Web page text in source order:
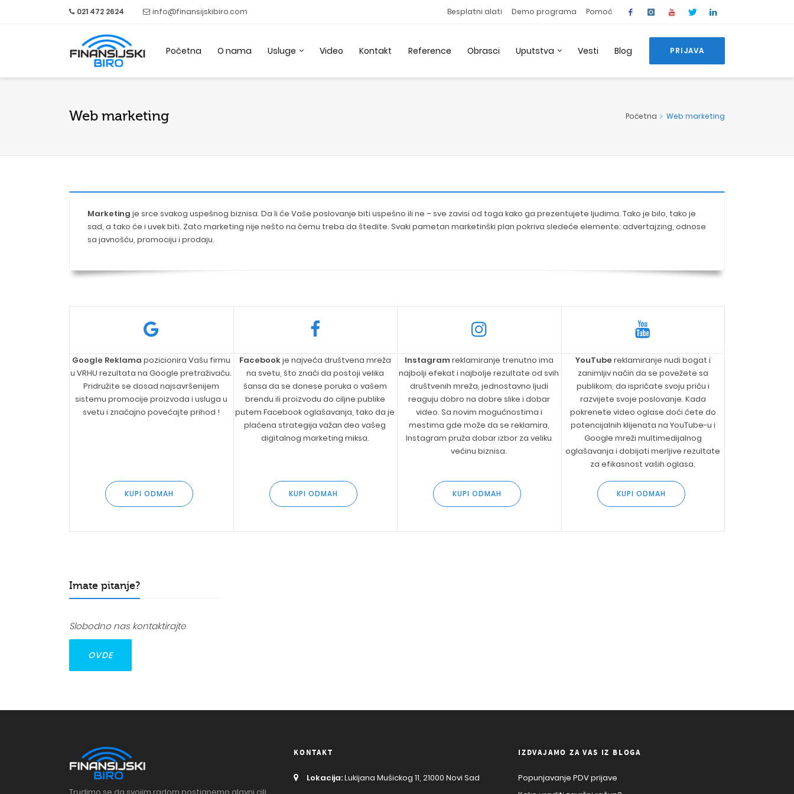
021 472 2624 info@finansijskibiro.com Besplatni alati Demo programa Pomoć
Početna O nama Usluge Video Kontakt Reference Obrasci Uputstva Vesti Blog PRIJAVA
Web marketing Početna Web marketing
Marketing je srce svakog uspešnog biznisa. Da li će Vaše poslovanje biti uspešno ili ne – sve zavisi od toga kako ga prezentujete ljudima. Tako je bilo, tako je
sad, a tako će i uvek biti. Zato marketing nije nešto na čemu treba da štedite. Svaki pametan marketinški plan pokriva sledeće elemente: advertajzing, odnose
sa javnošću, promociju i prodaju.
Google Reklama pozicionira Vašu firmu
u VRHU rezultata na Google pretraživaču.
Pridružite se dosad najsavršenijem
sistemu promocije proizvoda i usluga u
svetu i značajno povećajte prihod !
KUPI ODMAH
Facebook je najveća društvena mreža
na svetu, što znači da postoji velika
šansa da se donese poruka o vašem
brendu ili proizvodu do ciljne publike
putem Facebook oglašavanja, tako da je
plaćena strategija važan deo vašeg
digitalnog marketing miksa.
KUPI ODMAH
Instagramreklamiranje trenutno ima
najbolji efekat i najbolje rezultate od svih
društvenih mreža, jednostavno ljudi
reaguju dobro na dobre slike i dobar
video. Sa novim mogućnostima i
mestima gde može da se reklamira,
Instagram pruža dobar izbor za veliku
većinu biznisa.
KUPI ODMAH
YouTube reklamiranje nudi bogat i
zanimljiv način da se povežete sa
publikom, da ispričate svoju priču i
razvijete svoje poslovanje. Kada
pokrenete video oglase doći ćete do
potencijalnih klijenata na YouTube-u i
Google mreži multimedijalnog
oglašavanja i dobijati merljive rezultate
za efikasnost vaših oglasa.
KUPI ODMAH
Imate pitanje?
Slobodno nas kontaktirajte
OVDE
KONTAKT
Lokacija:Lukijana Mušickog 11, 21000 Novi Sad
IZDVAJAMO ZA VAS IZ BLOGA
Popunjavanje PDV prijave